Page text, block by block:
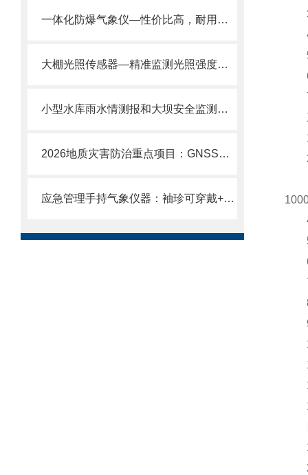
一体化防爆气象仪—性价比高，耐用性强的防爆气象站2024全+境+派+送
大棚光照传感器—精准监测光照强度！实时反馈数据，助您科学调控光照
小型水库雨水情测报和大坝安全监测方案——实时监测雨水、大坝数据。
2026地质灾害防治重点项目：GNSS监测站山体滑坡形变监测建设方案
应急管理手持气象仪器：袖珍可穿戴+多要素监测，应急救援现场“抬手即测”
3
4
5
6
7
三
1)
2)
4)
5)
6)
7)
8)
9)
10
1
2